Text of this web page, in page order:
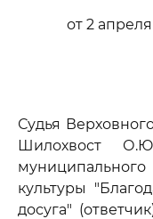
от 2
Судья
Шилохвост
культуры
досуга"